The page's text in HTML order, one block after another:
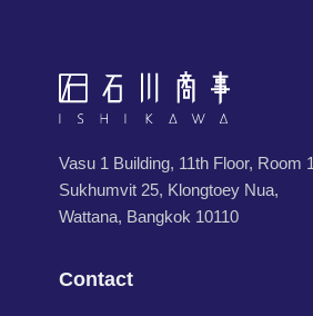
Vasu 1 Building, 11th Floor, Room
Sukhumvit 25, Klongtoey Nua,
Wattana, Bangkok 10110
Contact